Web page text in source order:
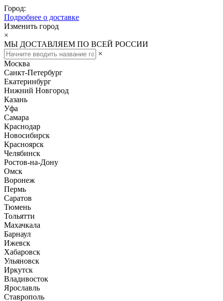
Город:
Подробнее о доставке
Изменить город
×
МЫ ДОСТАВЛЯЕМ ПО ВСЕЙ РОССИИ
×
Москва
Санкт-Петербург
Екатеринбург
Нижний Новгород
Казань
Уфа
Самара
Краснодар
Новосибирск
Красноярск
Челябинск
Ростов-на-Дону
Омск
Воронеж
Пермь
Саратов
Тюмень
Тольятти
Махачкала
Барнаул
Ижевск
Хабаровск
Ульяновск
Иркутск
Владивосток
Ярославль
Ставрополь